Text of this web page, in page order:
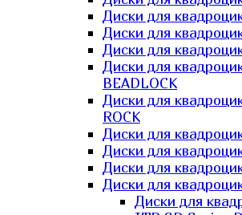
Диски для
Диски для
Диски для
Диски для
BEADLOCK
Диски для
ROCK
Диски для
Диски для
Диски для
Диски для
Диски для